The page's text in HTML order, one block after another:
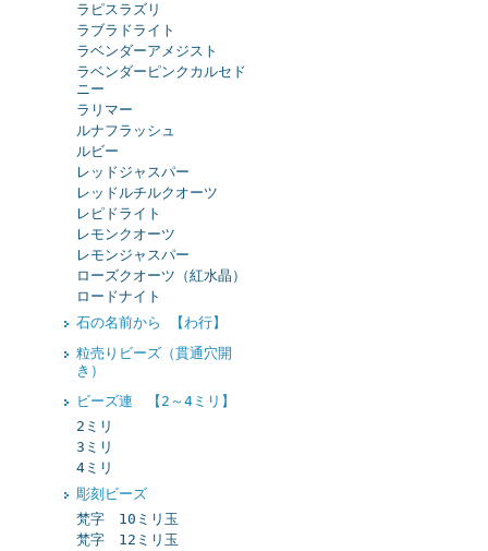
ラピスラズリ
ラブラドライト
ラベンダーアメジスト
ラベンダーピンクカルセド
ニー
ラリマー
ルナフラッシュ
ルビー
レッドジャスパー
レッドルチルクオーツ
レピドライト
レモンクオーツ
レモンジャスパー
ローズクオーツ（紅水晶）
ロードナイト
石の名前から 【わ行】
粒売りビーズ（貫通穴開
き）
ビーズ連 【2～4ミリ】
2ミリ
3ミリ
4ミリ
彫刻ビーズ
梵字 10ミリ玉
梵字 12ミリ玉